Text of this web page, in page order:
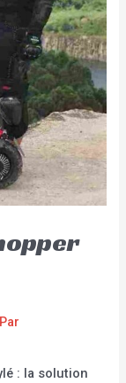
: la solution